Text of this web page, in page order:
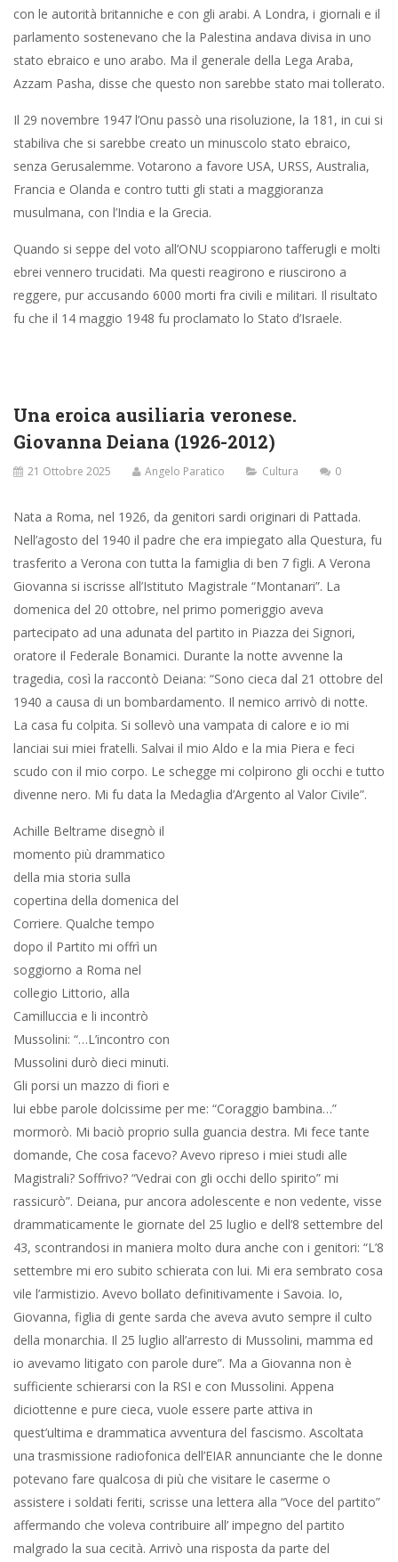
con le autorità britanniche e con gli arabi. A Londra, i giornali e il
parlamento sostenevano che la Palestina andava divisa in uno
stato ebraico e uno arabo. Ma il generale della Lega Araba,
Azzam Pasha, disse che questo non sarebbe stato mai tollerato.
Il 29 novembre 1947 l’Onu passò una risoluzione, la 181, in cui si
stabiliva che si sarebbe creato un minuscolo stato ebraico,
senza Gerusalemme. Votarono a favore USA, URSS, Australia,
Francia e Olanda e contro tutti gli stati a maggioranza
musulmana, con l’India e la Grecia.
Quando si seppe del voto all’ONU scoppiarono tafferugli e molti
ebrei vennero trucidati. Ma questi reagirono e riuscirono a
reggere, pur accusando 6000 morti fra civili e militari. Il risultato
fu che il 14 maggio 1948 fu proclamato lo Stato d’Israele.
Una eroica ausiliaria veronese.
Giovanna Deiana (1926-2012)
21 Ottobre 2025 Angelo Paratico Cultura 0
Nata a Roma, nel 1926, da genitori sardi originari di Pattada.
Nell’agosto del 1940 il padre che era impiegato alla Questura, fu
trasferito a Verona con tutta la famiglia di ben 7 figli. A Verona
Giovanna si iscrisse all’Istituto Magistrale “Montanari”. La
domenica del 20 ottobre, nel primo pomeriggio aveva
partecipato ad una adunata del partito in Piazza dei Signori,
oratore il Federale Bonamici. Durante la notte avvenne la
tragedia, così la raccontò Deiana: “Sono cieca dal 21 ottobre del
1940 a causa di un bombardamento. Il nemico arrivò di notte.
La casa fu colpita. Si sollevò una vampata di calore e io mi
lanciai sui miei fratelli. Salvai il mio Aldo e la mia Piera e feci
scudo con il mio corpo. Le schegge mi colpirono gli occhi e tutto
divenne nero. Mi fu data la Medaglia d’Argento al Valor Civile”.
Achille Beltrame disegnò il momento più drammatico della mia
storia sulla copertina della domenica del Corriere. Qualche
tempo dopo il Partito mi offrì un soggiorno a Roma nel collegio
Littorio, alla Camilluccia e li incontrò Mussolini: “…L’incontro con
Mussolini durò dieci minuti. Gli porsi un mazzo di fiori e lui ebbe
parole dolcissime per me: “Coraggio bambina…” mormorò. Mi
baciò proprio sulla guancia destra. Mi fece tante domande, Che
cosa facevo? Avevo ripreso i miei studi alle Magistrali? Soffrivo?
“Vedrai con gli occhi dello spirito” mi rassicurò”. Deiana, pur
ancora adolescente e non vedente, visse drammaticamente le
giornate del 25 luglio e dell’8 settembre del 43, scontrandosi in
maniera molto dura anche con i genitori: “L’8 settembre mi ero
subito schierata con lui. Mi era sembrato cosa vile l’armistizio.
Avevo bollato definitivamente i Savoia. Io, Giovanna, figlia di
gente sarda che aveva avuto sempre il culto della monarchia. Il
25 luglio all’arresto di Mussolini, mamma ed io avevamo litigato
con parole dure”. Ma a Giovanna non è sufficiente schierarsi con
la RSI e con Mussolini. Appena diciottenne e pure cieca, vuole
essere parte attiva in quest’ultima e drammatica avventura del
fascismo. Ascoltata una trasmissione radiofonica dell’EIAR
annunciante che le donne potevano fare qualcosa di più che
visitare le caserme o assistere i soldati feriti, scrisse una lettera
alla “Voce del partito” affermando che voleva contribuire all’
impegno del partito malgrado la sua cecità. Arrivò una risposta
da parte del Comando Generale dell’Opera Balilla. L’offerta era
molto apprezzata, ma poteva dare la collaborazione solo
scrivendo per il giornale dei giovani fascisti. La delusione fu
enorme: ”Eh, no! Mi sentii umiliata. Mi sentii dimenticata anche
da Mussolini. Cieca e inutile per il nuovo fascismo che si batteva
disperatamente. Inutile per il Duce!”. Ma Giovanna non si
rassegna. Un giorno incontra a Verona il Presidente
dell’Associazione Nazionale Mutilati di Guerra, il cieco Carlo